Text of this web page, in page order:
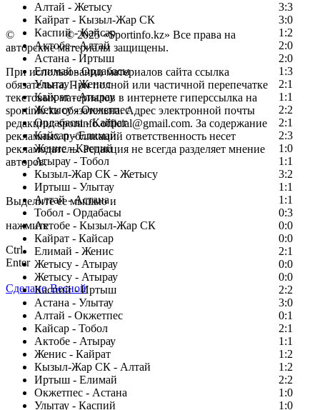
Алтай - Жетысу
3:3
Кайрат - Кызыл-Жар СК
3:0
Каспий - Кайсар
1:2
Актобе - Алтай
2:0
Астана - Иртыш
2:0
Елимай - Ордабасы
1:3
Улытау - Женис
2:1
Кайрат - Атырау
1:1
Жетысу - Окжетпес
2:2
Ордабасы - Кайрат
2:1
Кайсар - Елимай
2:3
Женис - Каспий
1:0
Атырау - Тобол
1:1
Кызыл-Жар СК - Жетысу
3:2
Иртыш - Улытау
1:1
Алтай - Астана
1:1
Тобол - Ордабасы
0:3
Актобе - Кызыл-Жар СК
0:0
Кайрат - Кайсар
0:0
Елимай - Женис
2:1
Жетысу - Атырау
0:0
Жетысу - Атырау
0:0
Каспий - Иртыш
2:2
Астана - Улытау
3:0
Алтай - Окжетпес
0:1
Кайсар - Тобол
2:1
Актобе - Атырау
1:1
Женис - Кайрат
1:2
Кызыл-Жар СК - Алтай
1:2
Иртыш - Елимай
2:2
Окжетпес - Астана
1:0
Улытау - Каспий
1:0
© Copyright© 2025 «Sportinfo.kz» Все права на
авторские материалы защищены.
При использовании материалов сайта ссылка
обязательна. При полной или частичной перепечатке
текстовых материалов в интернете гиперссылка на
sportinfo.kz обязательна. Адрес электронной почты
редакции: sportinfo.official@gmail.com. За содержание
рекламных публикаций ответственность несет
рекламодатель. Редакция не всегда разделяет мнение
авторов.
Заметили ошибку в тексте?
Выделите ее мышью и
нажмите
Ctrl
Enter
Сделано Весной